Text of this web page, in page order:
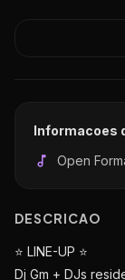
Informacoes
Open
DESCRICAO
⭐️ LINE-UP ⭐️
Dj Gm + DJs